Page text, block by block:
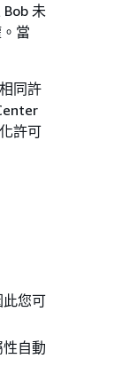
未
當
同許
許可
您可
自動